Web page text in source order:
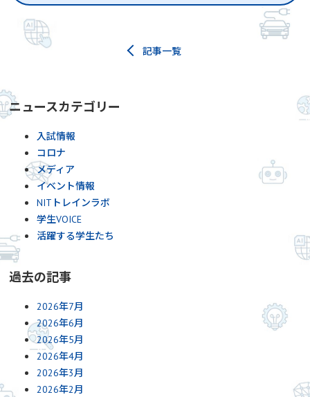
記事一覧
ニュースカテゴリー
入試情報
コロナ
メディア
イベント情報
NITトレインラボ
学生VOICE
活躍する学生たち
過去の記事
2026年7月
2026年6月
2026年5月
2026年4月
2026年3月
2026年2月